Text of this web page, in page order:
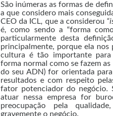
São inúmeras as formas de
a que considero mais
CEO da ICL, que a considerou
é, como sendo a “forma
particularmente desta
principalmente, porque ela nos
cultura é tão importante para
forma normal como se fazem
do seu ADN) for orientada
resultados e com respeito
fator potenciador do negócio.
atuar nessa empresa for
preocupação pela
gravemente o negócio.